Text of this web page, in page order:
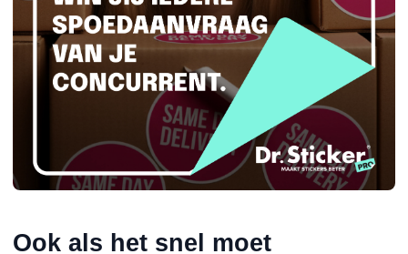
Ook als het snel moet